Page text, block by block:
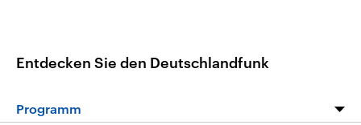
Entdecken Sie den Deutschlandfunk
Programm